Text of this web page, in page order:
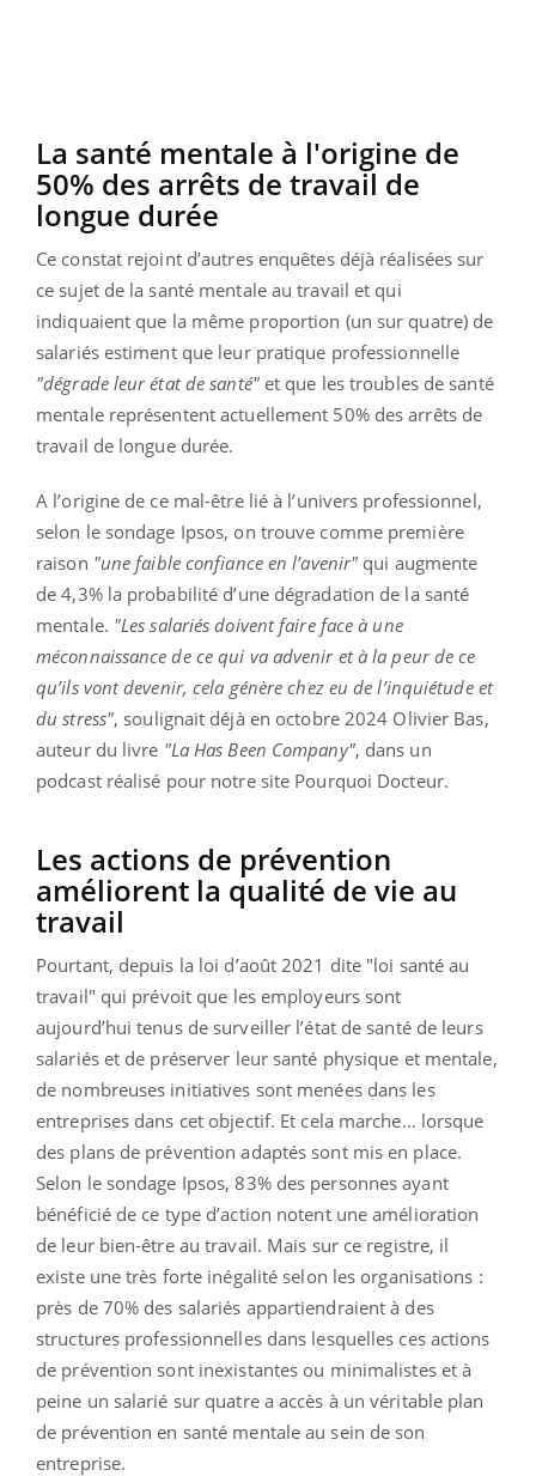
La santé mentale à l'origine de
50% des arrêts de travail de
longue durée
Ce constat rejoint d’autres enquêtes déjà réalisées sur
ce sujet de la santé mentale au travail et qui
indiquaient que la même proportion (un sur quatre) de
salariés estiment que leur pratique professionnelle
"dégrade leur état de santé"et que les troubles de santé
mentale représentent actuellement 50% des arrêts de
travail de longue durée.
A l’origine de ce mal-être lié à l’univers professionnel,
selon le sondage Ipsos, on trouve comme première
raison "une faible confiance en l’avenir" qui augmente
de 4,3% la probabilité d’une dégradation de la santé
mentale. "Les salariés doivent faire face à une
méconnaissance de ce qui va advenir et à la peur de ce
qu’ils vont devenir, cela génère chez eu de l’inquiétude et
du stress", soulignait déjà en octobre 2024 Olivier Bas,
auteur du livre "La Has Been Company", dans un
podcast réalisé pour notre site Pourquoi Docteur.
Les actions de prévention
améliorent la qualité de vie au
travail
Pourtant, depuis la loi d’août 2021 dite "loi santé au
travail" qui prévoit que les employeurs sont
aujourd’hui tenus de surveiller l’état de santé de leurs
salariés et de préserver leur santé physique et mentale,
de nombreuses initiatives sont menées dans les
entreprises dans cet objectif. Et cela marche… lorsque
des plans de prévention adaptés sont mis en place.
Selon le sondage Ipsos, 83% des personnes ayant
bénéficié de ce type d’action notent une amélioration
de leur bien-être au travail. Mais sur ce registre, il
existe une très forte inégalité selon les organisations :
près de 70% des salariés appartiendraient à des
structures professionnelles dans lesquelles ces actions
de prévention sont inexistantes ou minimalistes et à
peine un salarié sur quatre a accès à un véritable plan
de prévention en santé mentale au sein de son
entreprise.